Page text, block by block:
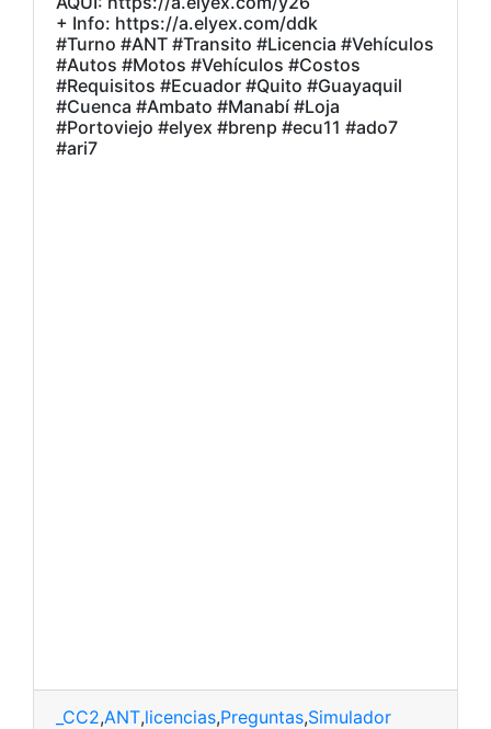
+ Info: https://a.elyex.com/ddk
#Turno #ANT #Transito #Licencia #Vehículos
#Autos #Motos #Vehículos #Costos
#Requisitos #Ecuador #Quito #Guayaquil
#Cuenca #Ambato #Manabí #Loja
#Portoviejo #elyex #brenp #ecu11 #ado7
#ari7
_CC2,ANT,licencias,Preguntas,Simulador